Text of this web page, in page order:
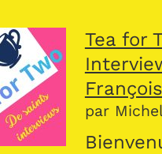
Tea for
par